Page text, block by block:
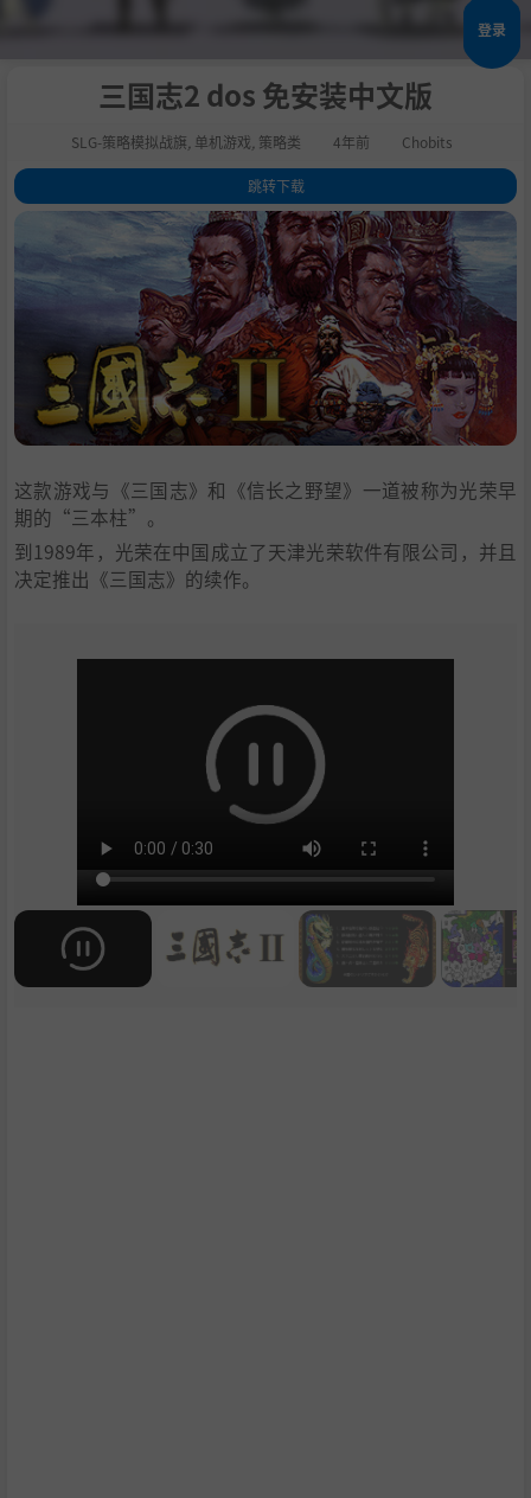
登录
三国志2 dos 免安装中文版
SLG-策略模拟战旗 单机游戏 策略类 4年前 Chobits
跳转下载
游戏介绍
这款游戏与《三国志》和《信长之野望》一道被称为光荣早
期的“三本柱”。
到1989年，光荣在中国成立了天津光荣软件有限公司，并且
决定推出《三国志》的续作。